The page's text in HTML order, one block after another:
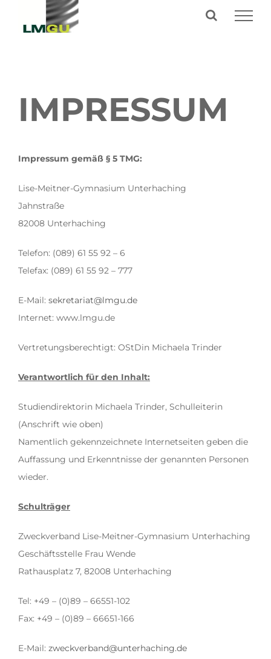
Inhalt
IMPRESSUM
Impressum gemäß § 5 TMG:
Lise-Meitner-Gymnasium Unterhaching
Jahnstraße
82008 Unterhaching
Telefon: (089) 61 55 92 – 6
Telefax: (089) 61 55 92 – 777
E-Mail: sekretariat@lmgu.de
Internet: www.lmgu.de
Vertretungsberechtigt: OStDin Michaela Trinder
Verantwortlich für den Inhalt:
Studiendirektorin Michaela Trinder, Schulleiterin
(Anschrift wie oben)
Namentlich gekennzeichnete Internetseiten geben die
Auffassung und Erkenntnisse der genannten Personen
wieder.
Schulträger
Zweckverband Lise-Meitner-Gymnasium Unterhaching
Geschäftsstelle Frau Wende
Rathausplatz 7, 82008 Unterhaching
Tel: +49 – (0)89 – 66551-102
Fax: +49 – (0)89 – 66651-166
E-Mail: zweckverband@unterhaching.de